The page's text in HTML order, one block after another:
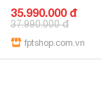
35.990.000 đ
37.990.000 đ
fptshop.com.vn